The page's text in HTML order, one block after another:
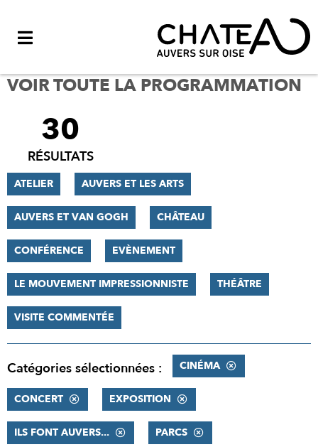
VOIR TOUTE LA PROGRAMMATION
FILTRER
RÉSULTATS
30
RÉSULTATS
ATELIER AUVERS ET LES ARTS
AUVERS ET VAN GOGH CHÂTEAU
CONFÉRENCE EVÈNEMENT
LE MOUVEMENT IMPRESSIONNISTE THÉÂTRE
VISITE COMMENTÉE
Catégories sélectionnées : CINÉMA
CONCERT EXPOSITION
ILS FONT AUVERS... PARCS